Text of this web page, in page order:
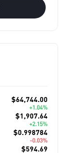
$64,744.00
+1.04%
$1,907.64
+2.15%
$0.998784
-0.03%
$594.69